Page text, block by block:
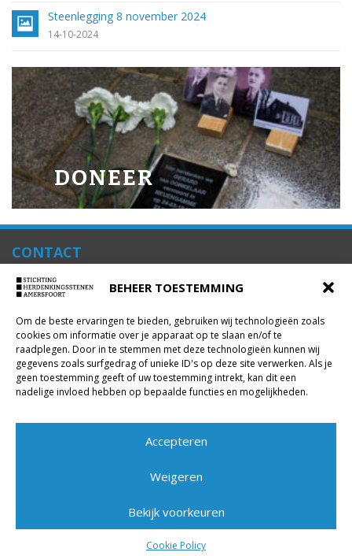
BEHEER TOESTEMMING
Om de beste ervaringen te bieden, gebruiken wij technologieën zoals
cookies om informatie over je apparaat op te slaan en/of te
raadplegen. Door in te stemmen met deze technologieën kunnen wij
gegevens zoals surfgedrag of unieke ID's op deze site verwerken. Als je
geen toestemming geeft of uw toestemming intrekt, kan dit een
nadelige invloed hebben op bepaalde functies en mogelijkheden.
Accepteren
Weigeren
Bekijk voorkeuren
Cookie Policy
Steenlegging 8 november 2024
14-10-2024
DONEER
CONTACT
Algemene vragen:
VOLG ONS OP
SCHRIJF U IN VOOR ONZE NIEUWSBRIEF